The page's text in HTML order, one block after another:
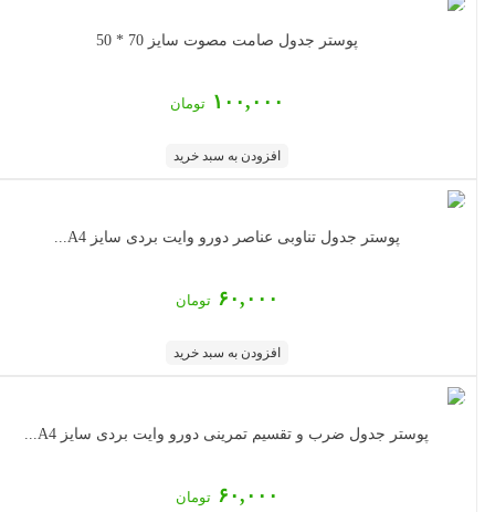
پوستر جدول صامت مصوت سایز 70 * 50
۱۰۰,۰۰۰ تومان
افزودن به سبد خرید
پوستر جدول تناوبی عناصر دورو وایت بردی سایز A4...
۶۰,۰۰۰تومان
افزودن به سبد خرید
پوستر جدول ضرب و تقسیم تمرینی دورو وایت بردی سایز A4...
۶۰,۰۰۰تومان